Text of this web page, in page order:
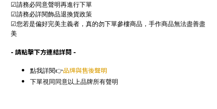
☑請務必同意聲明再進行下單
☑請務必詳閱飾品退換貨政策
☑您若是偏好完美主義者，真的勿下單參樓商品，手作商品無法盡善盡
美
- 請點擊下方連結詳閱 -
點我詳閱👉品牌與售後聲明
下單視同同意以上品牌所有聲明